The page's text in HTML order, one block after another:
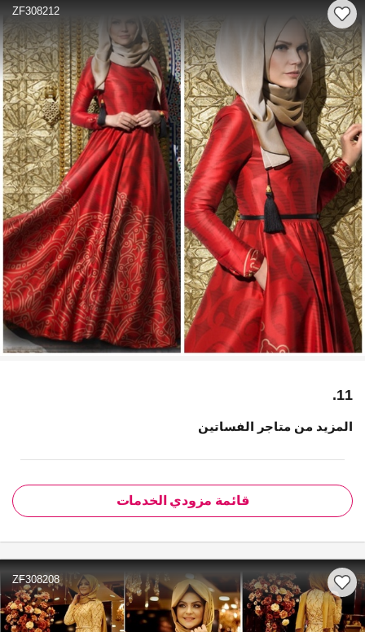
ZF308212
11.
المزيد من متاجر الفساتين
قائمة مزودي الخدمات
ZF308208